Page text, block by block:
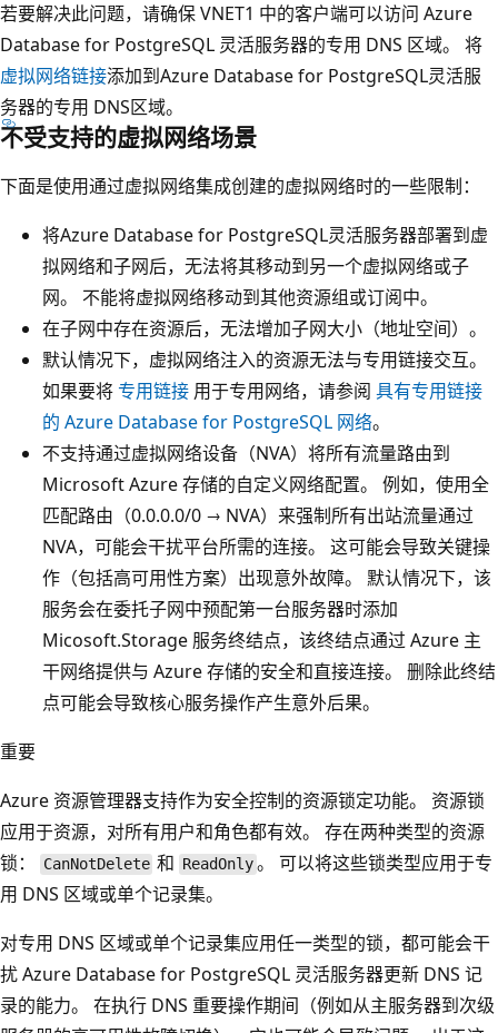
若要解决此问题，请确保 VNET1 中的客户端可以访问 Azure
Database for PostgreSQL 灵活服务器的专用 DNS 区域。 将
虚拟网络链接添加到Azure Database for PostgreSQL灵活服
务器的专用 DNS区域。
不受支持的虚拟网络场景
下面是使用通过虚拟网络集成创建的虚拟网络时的一些限制：
将Azure Database for PostgreSQL灵活服务器部署到虚
拟网络和子网后，无法将其移动到另一个虚拟网络或子
网。 不能将虚拟网络移动到其他资源组或订阅中。
在子网中存在资源后，无法增加子网大小（地址空间）。
默认情况下，虚拟网络注入的资源无法与专用链接交互。
如果要将专用链接 用于专用网络，请参阅 具有专用链接
的 Azure Database for PostgreSQL 网络。
不支持通过虚拟网络设备（NVA）将所有流量路由到
Microsoft Azure 存储的自定义网络配置。 例如，使用全
匹配路由（0.0.0.0/0 → NVA）来强制所有出站流量通过
NVA，可能会干扰平台所需的连接。 这可能会导致关键操
作（包括高可用性方案）出现意外故障。 默认情况下，该
服务会在委托子网中预配第一台服务器时添加
Micosoft.Storage 服务终结点，该终结点通过 Azure 主
干网络提供与 Azure 存储的安全和直接连接。 删除此终结
点可能会导致核心服务操作产生意外后果。
重要
Azure 资源管理器支持作为安全控制的资源锁定功能。 资源锁
应用于资源，对所有用户和角色都有效。 存在两种类型的资源
锁：
CanNotDelete 和 ReadOnly。 可以将这些锁类型应用于专
用 DNS 区域或单个记录集。
对专用 DNS 区域或单个记录集应用任一类型的锁，都可能会干
扰 Azure Database for PostgreSQL 灵活服务器更新 DNS 记
录的能力。 在执行 DNS 重要操作期间（例如从主服务器到次级